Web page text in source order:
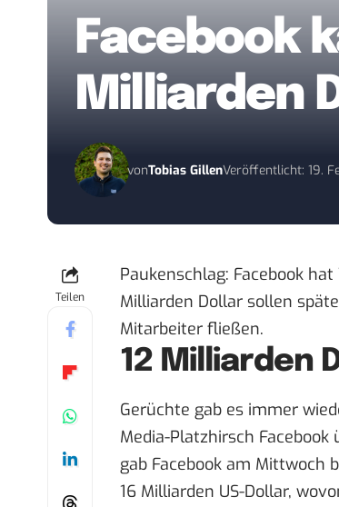
Facebook
Milliarden
vonTobias GillenVeröffentlicht: 19.
Teilen
Paukenschlag: Facebook
Milliarden Dollar sollen
Mitarbeiter fließen.
12 Milliarden
Gerüchte gab es immer
Media-Platzhirsch
gab Facebook am Mittwoch
16 Milliarden US-Dollar,